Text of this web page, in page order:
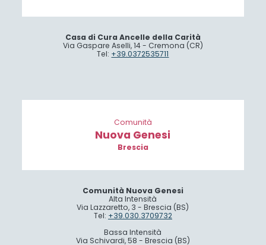
Casa di Cura Ancelle della Carità
Via Gaspare Aselli, 14 - Cremona (CR)
Tel: +39.0372535711
Comunità
Nuova Genesi
Brescia
Comunità Nuova Genesi
Alta Intensità
Via Lazzaretto, 3 - Brescia (BS)
Tel: +39.030.3709732
Bassa Intensità
Via Schivardi, 58 - Brescia (BS)